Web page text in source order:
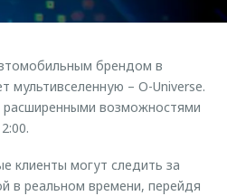
брендом в
мультивселенную – O-Universe.
возможностями
клиенты могут следить за
в реальном времени, перейдя